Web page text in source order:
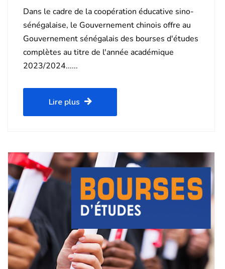
Dans le cadre de la coopération éducative sino-
sénégalaise, le Gouvernement chinois offre au
Gouvernement sénégalais des bourses d'études
complètes au titre de l'année académique
2023/2024......
Lire plus